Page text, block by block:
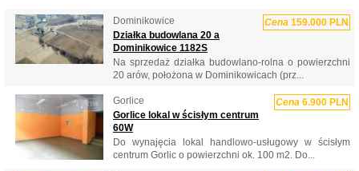
Dominikowice Cena 159.000 PLN
Działka budowlana 20 a
Dominikowice 1182S
Na sprzedaż działka budowlano-rolna o powierzchni
20 arów, położona w Dominikowicach (prz...
Gorlice Cena 6.900 PLN
Gorlice lokal w ścisłym centrum
60W
Do wynajęcia lokal handlowo-usługowy w ścisłym
centrum Gorlic o powierzchni ok. 100 m2. Do...